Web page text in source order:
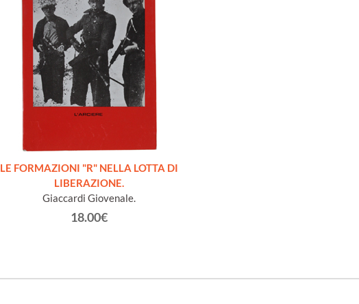
LE FORMAZIONI "R" NELLA LOTTA DI
LIBERAZIONE.
Giaccardi Giovenale.
18.00€